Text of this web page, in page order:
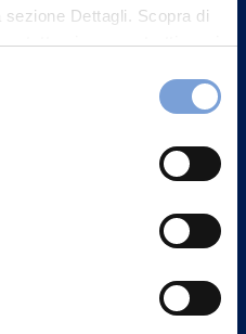
Dettagli. Scopra di
e come trattiamo i
sezione "Informativa